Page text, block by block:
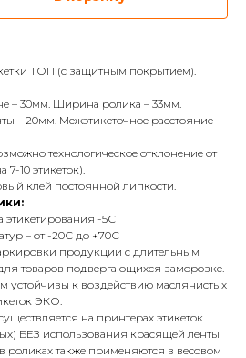
ТОП (с защитным покрытием).
– 30мм. Ширина ролика – 33мм.
– 20мм. Межэтикеточное расстояние –
технологическое отклонение от
7-10 этикеток).
клей постоянной липкости.
этикетирования -5С
– от -20С до +70С
продукции с длительным
товаров подвергающихся заморозке.
устойчивы к воздействию маслянистых
ЭКО.
на принтерах этикеток
БЕЗ использования красящей ленты
роликах также применяются в весовом